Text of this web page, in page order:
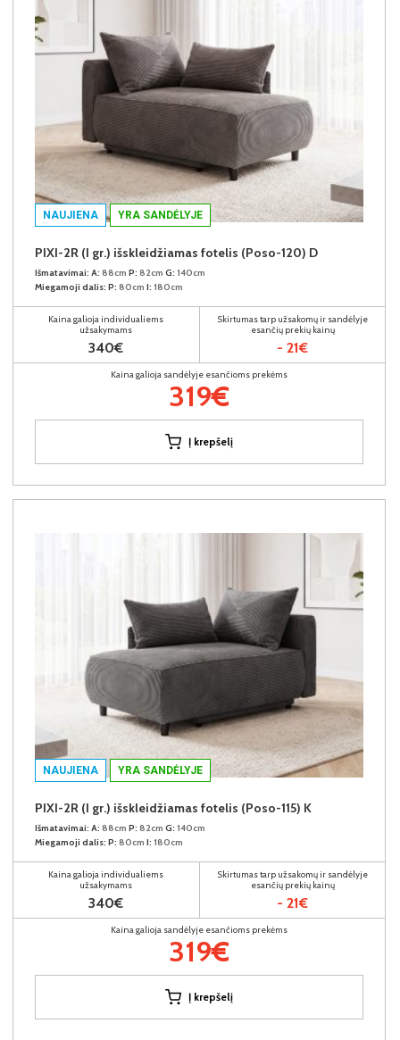
NAUJIENA YRA SANDĖLYJE
PIXI-2R (I gr.) išskleidžiamas fotelis (Poso-120) D
Išmatavimai: A: 88cm P: 82cm G: 140cm
Miegamoji dalis: P: 80cm I: 180cm
Kaina galioja individualiems
užsakymams
340€
Skirtumas tarp užsakomų ir sandėlyje
esančių prekių kainų
- 21€
Kaina galioja sandėlyje esančioms prekėms
319€
Į krepšelį
NAUJIENA YRA SANDĖLYJE
PIXI-2R (I gr.) išskleidžiamas fotelis (Poso-115) K
Išmatavimai: A: 88cm P: 82cm G: 140cm
Miegamoji dalis: P: 80cm I: 180cm
Kaina galioja individualiems
užsakymams
340€
Skirtumas tarp užsakomų ir sandėlyje
esančių prekių kainų
- 21€
Kaina galioja sandėlyje esančioms prekėms
319€
Į krepšelį